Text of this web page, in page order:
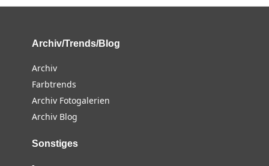
Archiv/Trends/Blog
Archiv
Farbtrends
Archiv Fotogalerien
Archiv Blog
Sonstiges